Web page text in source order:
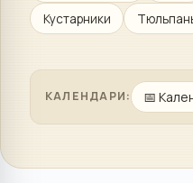
Кустарники
КАЛЕНДАРИ: 📅